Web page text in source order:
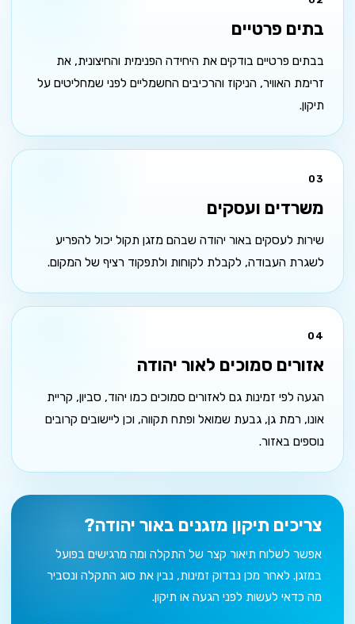
בתים פרטיים
בבתים פרטיים בודקים את היחידה הפנימית והחיצונית, את
זרימת האוויר, הניקוז והרכיבים החשמליים לפני שמחליטים על
תיקון.
03
משרדים ועסקים
שירות לעסקים באור יהודה שבהם מזגן תקול יכול להפריע
לשגרת העבודה, לקבלת לקוחות ולתפקוד רציף של המקום.
04
אזורים סמוכים לאור יהודה
הגעה לפי זמינות גם לאזורים סמוכים כמו יהוד, סביון, קריית
אונו, רמת גן, גבעת שמואל ופתח תקווה, וכן ליישובים קרובים
נוספים באזור.
צריכים תיקון מזגנים באור יהודה?
אפשר לשלוח תיאור קצר של התקלה ומה מרגישים בפועל
במזגן. לאחר מכן נבדוק זמינות, נבין את סוג התקלה ונסביר
מה כדאי לעשות לפני הגעה או תיקון.